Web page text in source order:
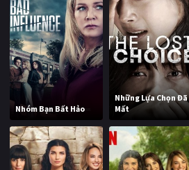
Nhóm Bạn Bất Hảo
Những Lựa Chọn Đã
Mất